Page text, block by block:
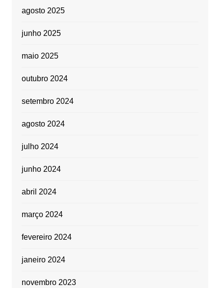
agosto 2025
junho 2025
maio 2025
outubro 2024
setembro 2024
agosto 2024
julho 2024
junho 2024
abril 2024
março 2024
fevereiro 2024
janeiro 2024
novembro 2023